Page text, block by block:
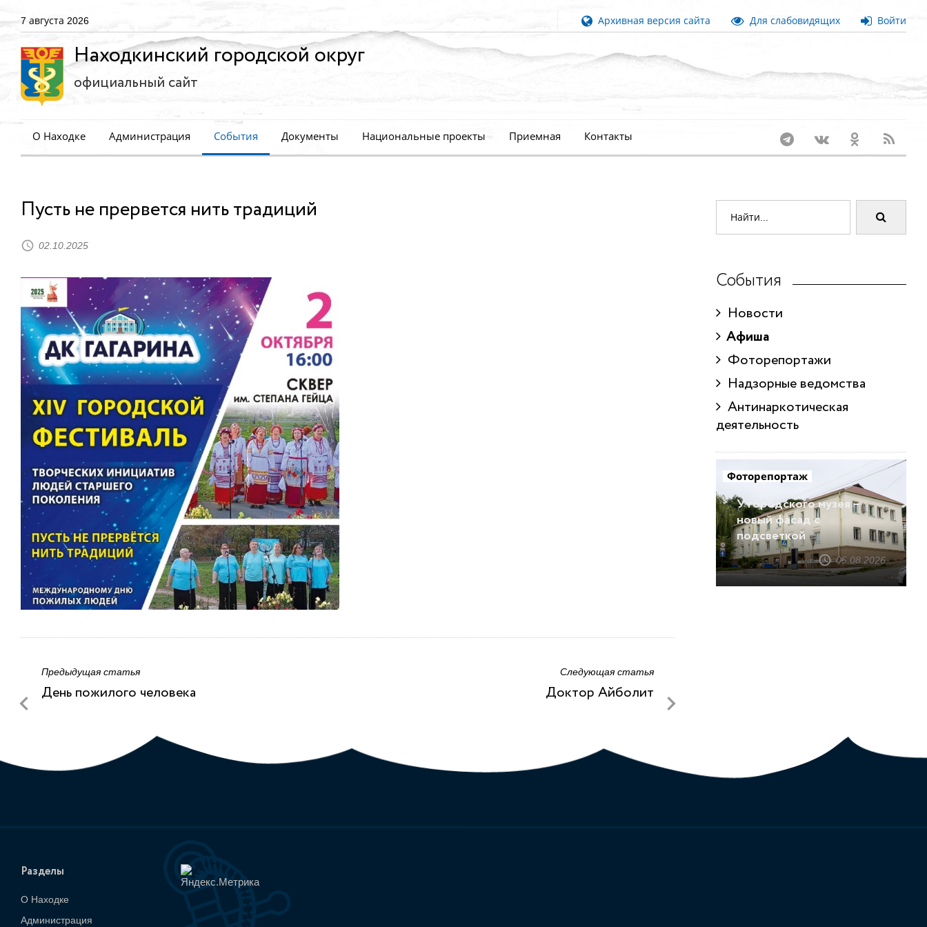
7 августа 2026 Архивная версия сайта Для слабовидящих Войти
Находкинский городской округ
официальный сайт
О Находке Администрация События Документы Национальные проекты Приемная Контакты
Пусть не прервется нить традиций
02.10.2025
Предыдущая статья
День пожилого человека
Следующая статья
Доктор Айболит
События
Новости
Афиша
Фоторепортажи
Надзорные ведомства
Антинаркотическая
деятельность
Фоторепортаж
У городского музея –
новый фасад с
подсветкой
05.08.2026
Разделы
О Находке
Администрация